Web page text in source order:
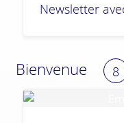
Newsletter
Bienvenue 8